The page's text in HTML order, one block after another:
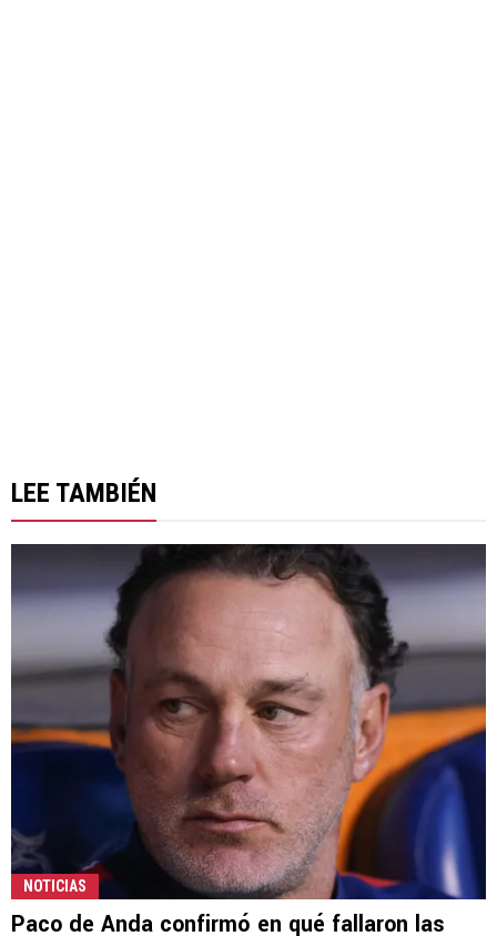
LEE TAMBIÉN
NOTICIAS
Paco de Anda confirmó en qué fallaron las